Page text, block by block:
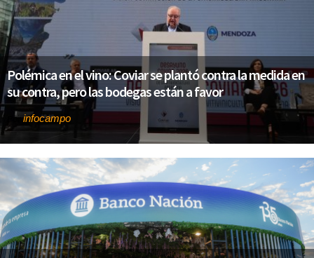
Polémica en el vino: Coviar se plantó contra la medida en
su contra, pero las bodegas están a favor
Porinfocampo